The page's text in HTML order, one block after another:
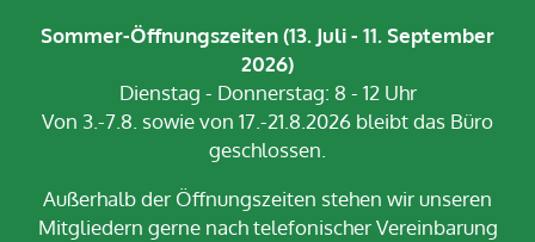
Sommer-Öffnungszeiten (13. Juli - 11. September
2026)
Dienstag - Donnerstag: 8 - 12 Uhr
Von 3.-7.8. sowie von 17.-21.8.2026 bleibt das Büro
geschlossen.
Außerhalb der Öffnungszeiten stehen wir unseren
Mitgliedern gerne nach telefonischer Vereinbarung